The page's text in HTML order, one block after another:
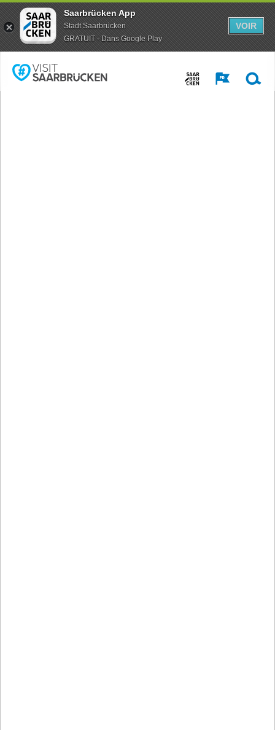
Saarbrücken App
Stadt Saarbrücken
GRATUIT - Dans Google Play
VOIR